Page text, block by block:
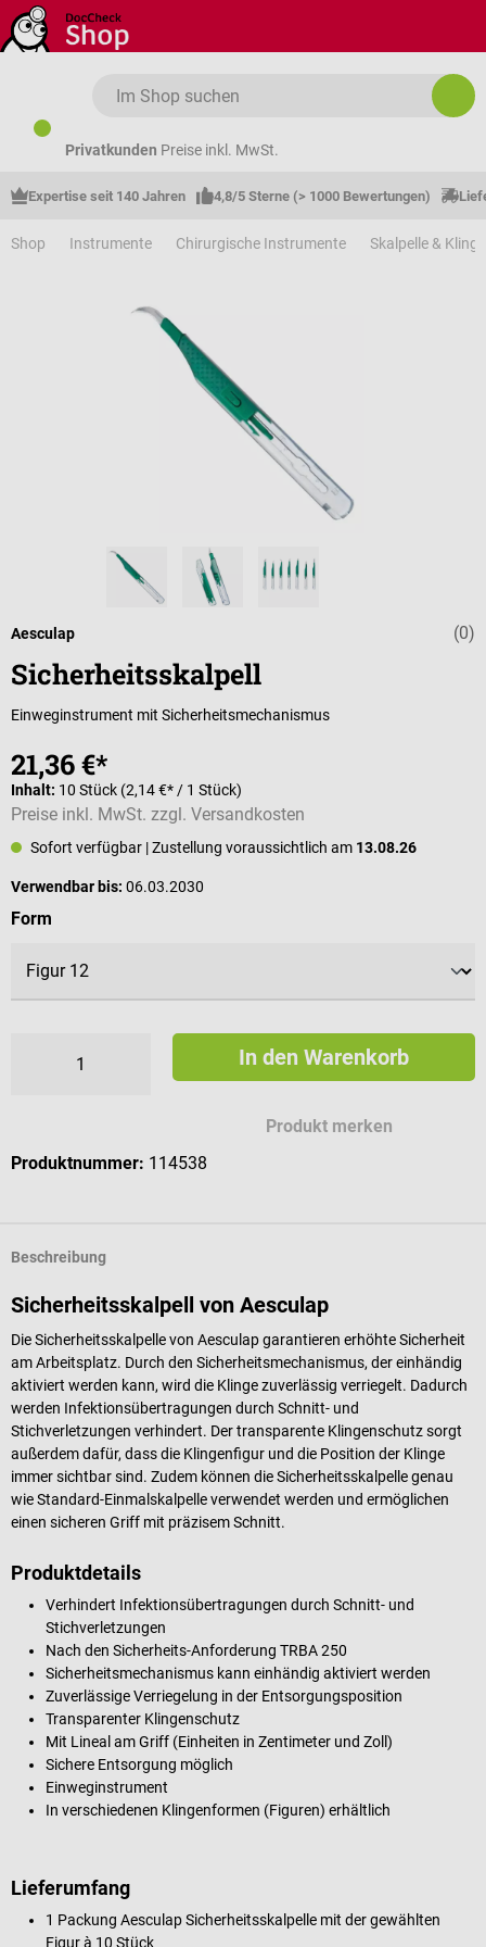
Zum Hauptinhalt springen
Privatkunden Preise inkl. MwSt.
Expertise seit 140 Jahren 4,8/5 Sterne (> 1000 Bewertungen)
Shop Instrumente Chirurgische Instrumente Skalpelle &
(0)
Aesculap
Sicherheitsskalpell
Einweginstrument mit Sicherheitsmechanismus
21,36 €*
Inhalt: 10 Stück (2,14 €* / 1 Stück)
Preise inkl. MwSt. zzgl. Versandkosten
Sofort verfügbar | Zustellung voraussichtlich am 13.08.26
Verwendbar bis: 06.03.2030
Form
In den Warenkorb
Produkt merken
Produktnummer: 114538
Beschreibung
Sicherheitsskalpell von Aesculap
Die Sicherheitsskalpelle von Aesculapgarantieren erhöhte Sicherheit
am Arbeitsplatz. Durch den Sicherheitsmechanismus, der einhändig
aktiviert werden kann, wird die Klinge zuverlässig verriegelt. Dadurch
werden Infektionsübertragungen durch Schnitt- und
Stichverletzungen verhindert. Der transparente Klingenschutz sorgt
außerdem dafür, dass die Klingenfigur und die Position der Klinge
immer sichtbar sind. Zudem können die Sicherheitsskalpelle genau
wie Standard-Einmalskalpelle verwendet werden und ermöglichen
einen sicheren Griff mit präzisem Schnitt.
Produktdetails
Verhindert Infektionsübertragungen durch Schnitt- und
Stichverletzungen
Nach den Sicherheits-Anforderung TRBA 250
Sicherheitsmechanismus kann einhändig aktiviert werden
Zuverlässige Verriegelung in der Entsorgungsposition
Transparenter Klingenschutz
Mit Lineal am Griff (Einheiten in Zentimeter und Zoll)
Sichere Entsorgung möglich
Einweginstrument
In verschiedenen Klingenformen (Figuren) erhältlich
Lieferumfang
1 Packung AesculapSicherheitsskalpelle mit der gewählten
Figur à 10 Stück